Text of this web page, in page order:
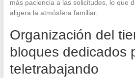
más paciencia a las solicitudes, lo que
aligera la atmósfera familiar.
Organización del
bloques dedicados
teletrabajando